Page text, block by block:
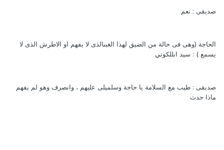
صديقى : نعم
الحاجة (وهى فى حالة من الضيق لهذا الغبىالذى لا يفهم او الاطرش الذى لا
يسمع ) : سيد ابللكوتي
صديقى : طيب مع السلامة يا حاجة وسلميلى عليهم ، وانصرف وهو لم يفهم
ماذا حدث